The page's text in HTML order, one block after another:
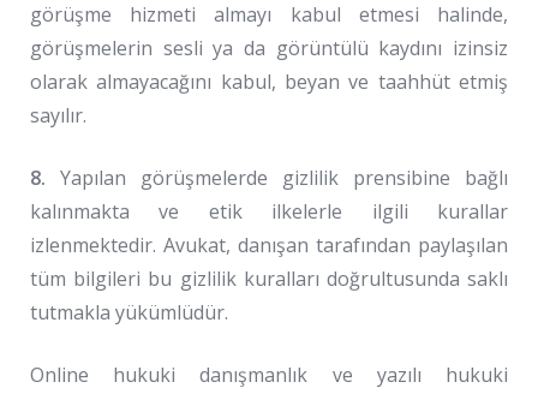
görüşme hizmeti almayı kabul etmesi halinde,
görüşmelerin sesli ya da görüntülü kaydını izinsiz
olarak almayacağını kabul, beyan ve taahhüt etmiş
sayılır.
8. Yapılan görüşmelerde gizlilik prensibine bağlı
kalınmakta ve etik ilkelerle ilgili kurallar
izlenmektedir. Avukat, danışan tarafından paylaşılan
tüm bilgileri bu gizlilik kuralları doğrultusunda saklı
tutmakla yükümlüdür.
Online hukuki danışmanlık ve yazılı hukuki